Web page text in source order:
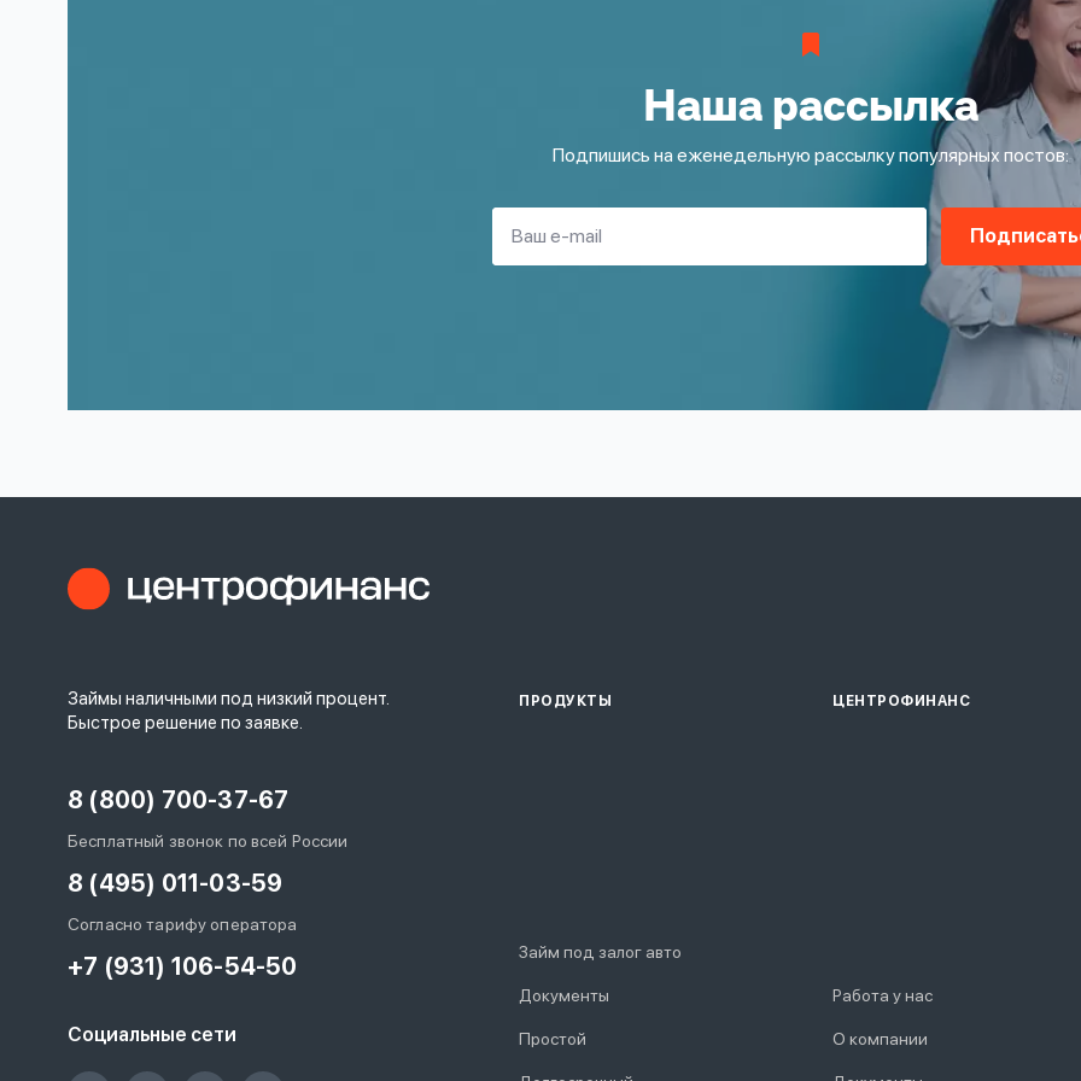
Наша рассылка
Подпишись на еженедельную рассылку популярных постов:
Займы наличными под низкий процент.
Быстрое решение по заявке.
8 (800) 700-37-67
Бесплатный звонок по всей России
8 (495) 011-03-59
Согласно тарифу оператора
+7 (931) 106-54-50
Социальные сети
ПРОДУКТЫ
Займ под залог авто
Документы
Простой
ЦЕНТРОФИНАНС
Работа у нас
О компании